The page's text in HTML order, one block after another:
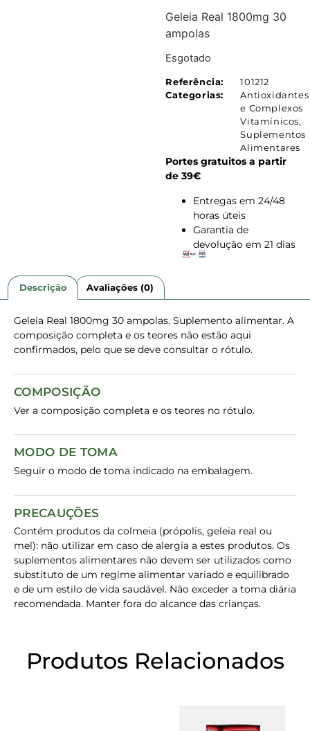
Geleia Real 1800mg 30
ampolas
Esgotado
Referência:
101212
Categorias:
Antioxidantes
e Complexos
Vitamínicos,
Suplementos
Alimentares
Portes gratuitos a partir
de 39€
Entregas em 24/48
horas úteis
Garantia de
devolução em 21 dias
Descrição Avaliações (0)
Geleia Real 1800mg 30 ampolas. Suplemento alimentar. A
composição completa e os teores não estão aqui
confirmados, pelo que se deve consultar o rótulo.
COMPOSIÇÃO
Ver a composição completa e os teores no rótulo.
MODO DE TOMA
Seguir o modo de toma indicado na embalagem.
PRECAUÇÕES
Contém produtos da colmeia (própolis, geleia real ou
mel): não utilizar em caso de alergia a estes produtos. Os
suplementos alimentares não devem ser utilizados como
substituto de um regime alimentar variado e equilibrado
e de um estilo de vida saudável. Não exceder a toma diária
recomendada. Manter fora do alcance das crianças.
Produtos Relacionados